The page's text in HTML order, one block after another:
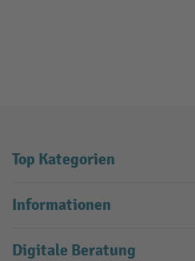
Top Kategorien
Informationen
Digitale Beratung